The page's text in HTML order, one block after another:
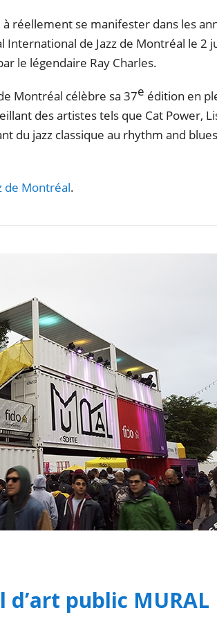
réellement se manifester dans les
de Jazz de Montréal le 2
le légendaire Ray Charles.
Montréal célèbre sa 37e édition en
des artistes tels que Cat Power,
du jazz classique au rhythm and
de Montréal.
public MURAL